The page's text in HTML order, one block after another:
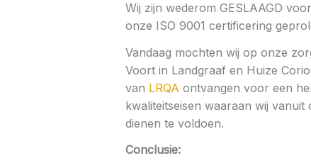
Wij zijn wederom GESLAAGD
onze ISO 9001 certificering
Vandaag mochten wij op onze
Voort in Landgraaf en Huize
van LRQA ontvangen voor een
kwaliteitseisen waaraan wij
dienen te voldoen.
Conclusie: